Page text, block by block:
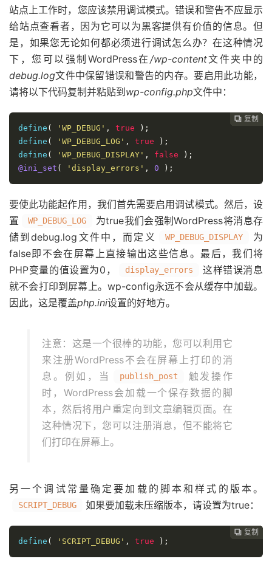
站点上工作时，您应该禁用调试模式。错误和警告不应显示
给站点查看者，因为它可以为黑客提供有价值的信息。但
是，如果您无论如何都必须进行调试怎么办？在这种情况
下，您可以强制WordPress在 /wp-content文件夹中的
debug.log文件中保留错误和警告的内存。要启用此功能，
请将以下代码复制并粘贴到wp-config.php文件中：
 复制
 复制
 复制
 复制
 复制
 复制
 复制
 复制
 复制
 复制
 复制
 复制
 复制
 复制
 复制
 复制
 复制
 复制
 复制
define ( 'WP_DEBUG' , true
);
define ( 'WP_DEBUG_LOG' , true
);
define ( 'WP_DEBUG_DISPLAY' , false
);
@ini_set ( 'display_errors' , 0 );
要使此功能起作用，我们首先需要启用调试模式。然后，设
置
WP_DEBUG_LOG
为true我们会强制WordPress将消息存
储到debug.log文件中，而定义
WP_DEBUG_DISPLAY
为
false即不会在屏幕上直接输出这些信息。最后，我们将
PHP变量的值设置为0，
display_errors
这样错误消息
就不会打印到屏幕上。wp-config永远不会从缓存中加载。
因此，这是覆盖php.ini设置的好地方。
注意：这是一个很棒的功能，您可以利用它
来注册WordPress不会在屏幕上打印的消
息。例如，当
publish_post
触发操作
时，WordPress会加载一个保存数据的脚
本，然后将用户重定向到文章编辑页面。在
这种情况下，您可以注册消息，但不能将它
们打印在屏幕上。
另一个调试常量确定要加载的脚本和样式的版本。
SCRIPT_DEBUG 如果要加载未压缩版本，请设置为true：
 复制
 复制
 复制
 复制
 复制
 复制
 复制
 复制
 复制
 复制
 复制
 复制
 复制
 复制
 复制
 复制
 复制
 复制
define ( 'SCRIPT_DEBUG' , true );